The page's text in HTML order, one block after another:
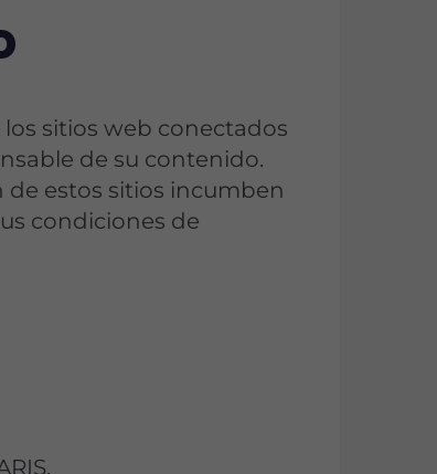
los sitios web conectados
de su contenido.
de estos sitios incumben
condiciones de